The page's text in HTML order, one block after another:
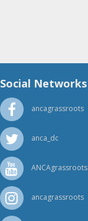
Social Networks
ancagrassroots
anca_dc
ANCAgrassroots
ancagrassroots